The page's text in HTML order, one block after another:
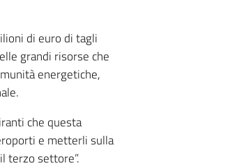
di euro di tagli
grandi risorse che
energetiche,
che questa
e metterli sulla
terzo settore”.